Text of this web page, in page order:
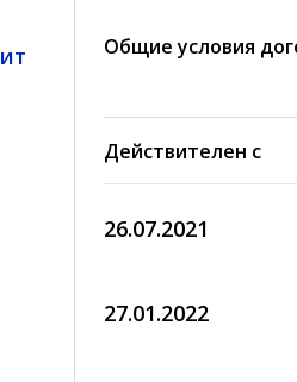
Общие условия
Действителен с
26.07.2021
27.01.2022